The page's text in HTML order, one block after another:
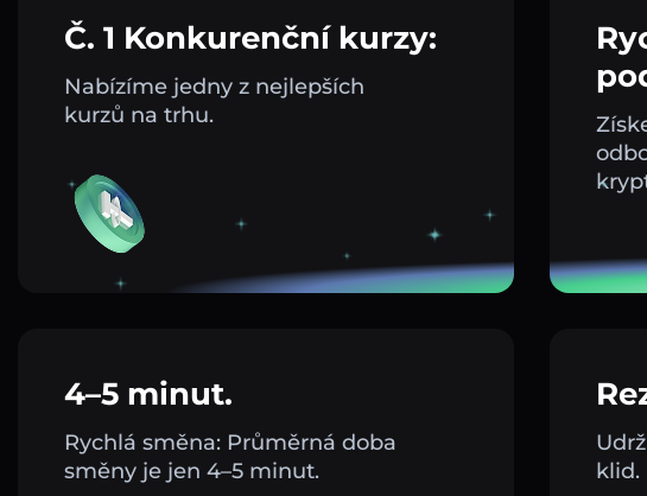
Č. 1 Konkurenční kurzy:
Nabízíme jedny z nejlepších
kurzů na trhu.
4–5 minut.
Rychlá směna: Průměrná doba
směny je jen 4–5 minut.
klid.